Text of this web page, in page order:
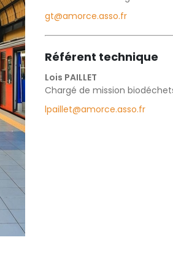
gt@amorce.asso.fr
Référent technique
Lois PAILLET
Chargé de mission
lpaillet@amorce.asso.fr